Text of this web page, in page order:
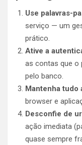
Use palavras-
serviço — um
prático.
Ative a
as contas que o
pelo banco.
Mantenha tudo
browser e
Desconfie de
ação imediata
quase sempre